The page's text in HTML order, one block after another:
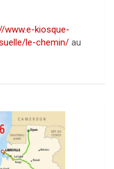
www.e-kiosque-
le-chemin/ au